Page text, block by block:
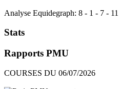
Analyse Equidegraph: 8 - 1 - 7 - 11
Stats
Rapports PMU
COURSES DU 06/07/2026